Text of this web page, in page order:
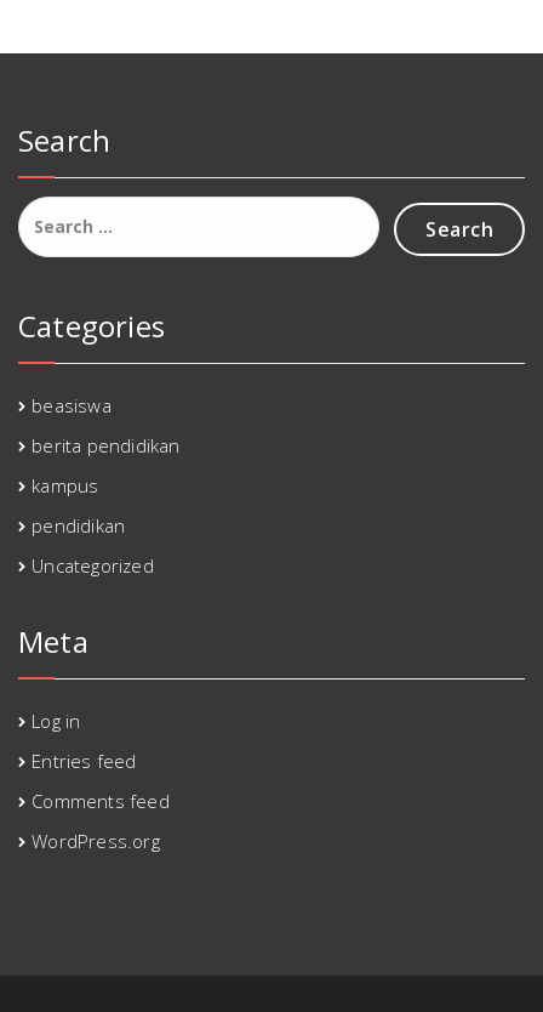
Search
Search
for:
Categories
beasiswa
berita pendidikan
kampus
pendidikan
Uncategorized
Meta
Log in
Entries feed
Comments feed
WordPress.org